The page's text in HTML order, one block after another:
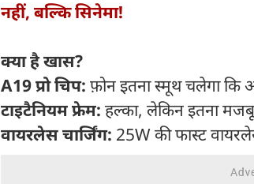
नहीं, बल्कि सिनेमा!
क्या है खास?
A19 प्रो चिप: फ़ोन इतना स्मूथ चलेगा कि
टाइटैनियम फ्रेम: हल्का, लेकिन इतना
वायरलेस चार्जिंग: 25W की फास्ट